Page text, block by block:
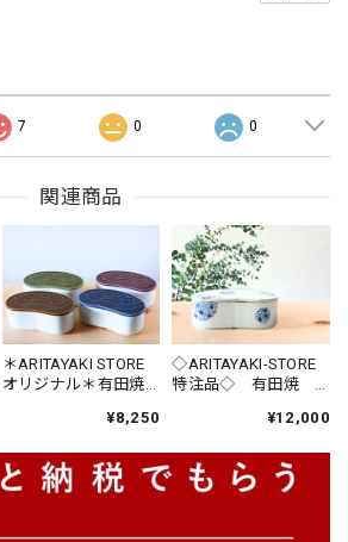
7 0 0
関連商品
＊ARITAYAKI STORE
オリジナル＊有田焼
【大】蓋の色が選べ
る4色
¥8,250
◇ARITAYAKI-STORE
特注品◇ 有田焼
草 繭型蓋物¥12,000